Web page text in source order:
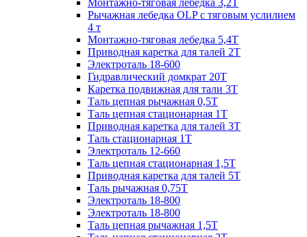
Монтажно-тяговая лебедка 3,2Т
Рычажная лебедка OLP с тяговым услилием
4 т
Монтажно-тяговая лебедка 5,4Т
Приводная каретка для талей 2Т
Электроталь 18-600
Гидравлический домкрат 20T
Каретка подвижная для тали 3Т
Таль цепная рычажная 0,5Т
Таль цепная стационарная 1Т
Приводная каретка для талей 3Т
Таль стационарная 1Т
Электроталь 12-660
Таль цепная стационарная 1,5Т
Приводная каретка для талей 5Т
Таль рычажная 0,75Т
Электроталь 18-800
Электроталь 18-800
Таль цепная рычажная 1,5Т